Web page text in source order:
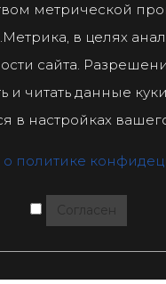
метрической
в целях
сайта.
и читать данные
в настройках
политике
Согласен